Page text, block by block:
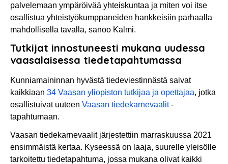
palvelemaan ympäröivää yhteiskuntaa ja miten voi itse
osallistua yhteistyökumppaneiden hankkeisiin parhaalla
mahdollisella tavalla, sanoo Kalmi.
Tutkijat innostuneesti mukana uudessa
vaasalaisessa tiedetapahtumassa
Kunniamaininnan hyvästä tiedeviestinnästä saivat
kaikkiaan 34 Vaasan yliopiston tutkijaa ja opettajaa, jotka
osallistuivat uuteen Vaasan tiedekarnevaalit-
tapahtumaan.
Vaasan tiedekarnevaalit järjestettiin marraskuussa 2021
ensimmäistä kertaa. Kyseessä on laaja, suurelle yleisölle
tarkoitettu tiedetapahtuma, jossa mukana olivat kaikki